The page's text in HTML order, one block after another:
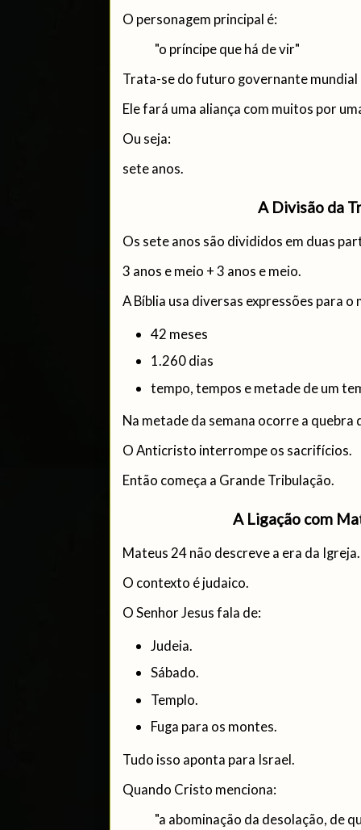
O personagem principal é:
"o príncipe que há de vir"
Trata-se do futuro governante
Ele fará uma aliança com muitos por
Ou seja:
sete anos.
A Divisão da
Os sete anos são divididos em duas
3 anos e meio + 3 anos e meio.
A Bíblia usa diversas expressões para o
42 meses
1.260 dias
tempo, tempos e metade de um
Na metade da semana ocorre a quebra
O Anticristo interrompe os sacrifícios.
Então começa a Grande Tribulação.
A Ligação com
Mateus 24 não descreve a era da Igreja.
O contexto é judaico.
O Senhor Jesus fala de:
Judeia.
Sábado.
Templo.
Fuga para os montes.
Tudo isso aponta para Israel.
Quando Cristo menciona:
"a abominação da desolação, de